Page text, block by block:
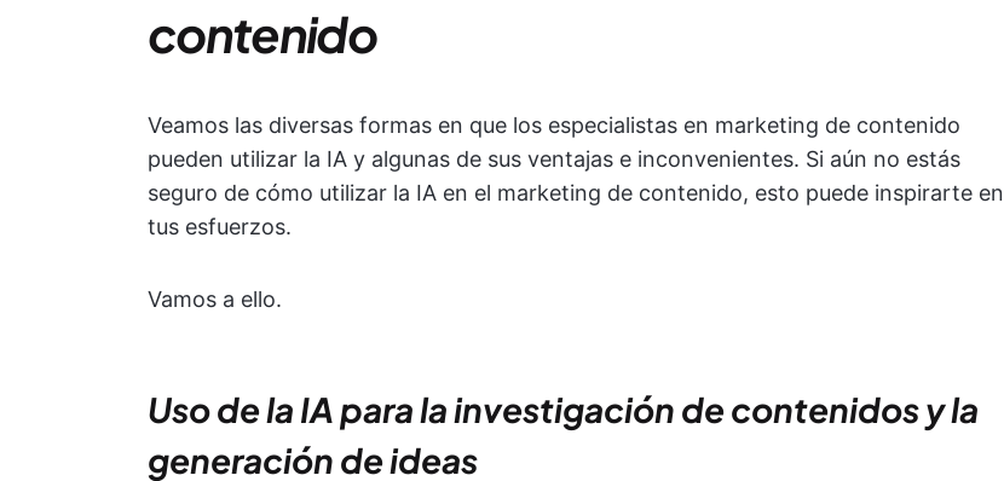
contenido
Veamos las diversas formas en que los especialistas en marketing de contenido
pueden utilizar la IA y algunas de sus ventajas e inconvenientes. Si aún no estás
seguro de cómo utilizar la IA en el marketing de contenido, esto puede inspirarte en
tus esfuerzos.
Vamos a ello.
Uso de la IA para la investigación de contenidos y la
generación de ideas